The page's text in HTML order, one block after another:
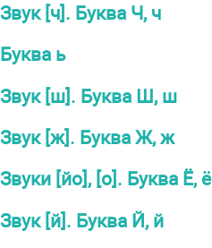
Звук [ч]. Буква Ч, ч
Буква ь
Звук [ш]. Буква Ш, ш
Звук [ж]. Буква Ж, ж
Звуки [йо], [о]. Буква Ё, ё
Звук [й]. Буква Й, й